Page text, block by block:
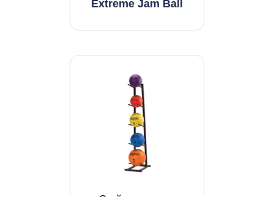
Extreme Jam Ball